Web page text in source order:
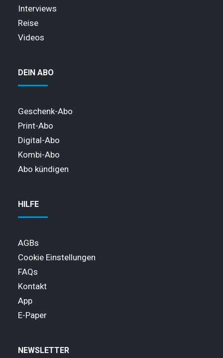
Interviews
Reise
Videos
DEIN ABO
Geschenk-Abo
Print-Abo
Digital-Abo
Kombi-Abo
Abo kündigen
HILFE
AGBs
Cookie Einstellungen
FAQs
Kontakt
App
E-Paper
NEWSLETTER